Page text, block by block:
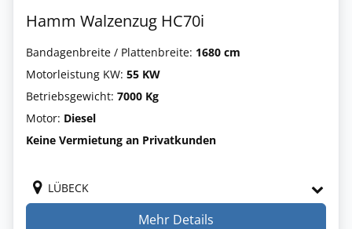
Hamm Walzenzug HC70i
Bandagenbreite / Plattenbreite: 1680 cm
Motorleistung KW: 55 KW
Betriebsgewicht: 7000 Kg
Motor: Diesel
Keine Vermietung an Privatkunden
LÜBECK
Mehr Details